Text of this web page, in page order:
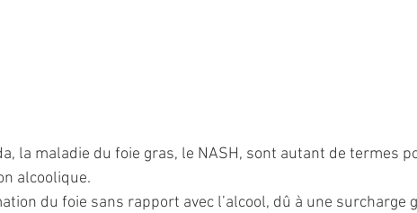
la maladie du foie gras, le NASH, sont autant de termes
alcoolique.
du foie sans rapport avec l’alcool, dû à une surcharge